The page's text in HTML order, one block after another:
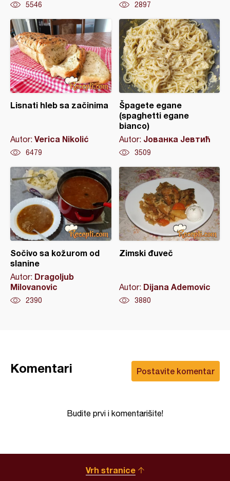
5546 2897
Lisnati hleb sa začinima
Autor: Verica Nikolić
6479
Špagete egane
(spaghetti egane
bianco)
Autor: Јованка Јевтић
3509
Sočivo sa kožurom od
slanine
Autor: Dragoljub
Milovanovic
2390
Zimski đuveč
Autor: Dijana Ademovic
3880
Postavite komentar
Komentari
Budite prvi i komentarišite!
Vrh stranice